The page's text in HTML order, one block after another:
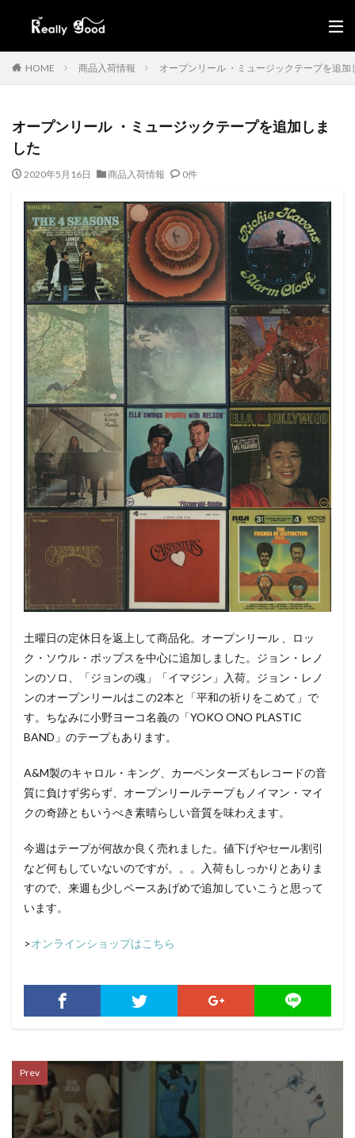
HOME 商品入荷情報 オープンリール ・ミュージックテープを追加
オープンリール ・ミュージックテープを追加しま
した
2020年5月16日 商品入荷情報 0件
土曜日の定休日を返上して商品化。オープンリール 、ロッ
ク・ソウル・ポップスを中心に追加しました。ジョン・レノ
ンのソロ、「ジョンの魂」「イマジン」入荷。ジョン・レノ
ンのオープンリールはこの2本と「平和の祈りをこめて」で
す。ちなみに小野ヨーコ名義の「YOKO ONO PLASTIC
BAND」のテープもあります。
A&M製のキャロル・キング、カーペンターズもレコードの音
質に負けず劣らず、オープンリールテープもノイマン・マイ
クの奇跡ともいうべき素晴らしい音質を味わえます。
今週はテープが何故か良く売れました。値下げやセール割引
など何もしていないのですが。。。入荷もしっかりとありま
すので、来週も少しペースあげめで追加していこうと思って
います。
>オンラインショップはこちら
Prev